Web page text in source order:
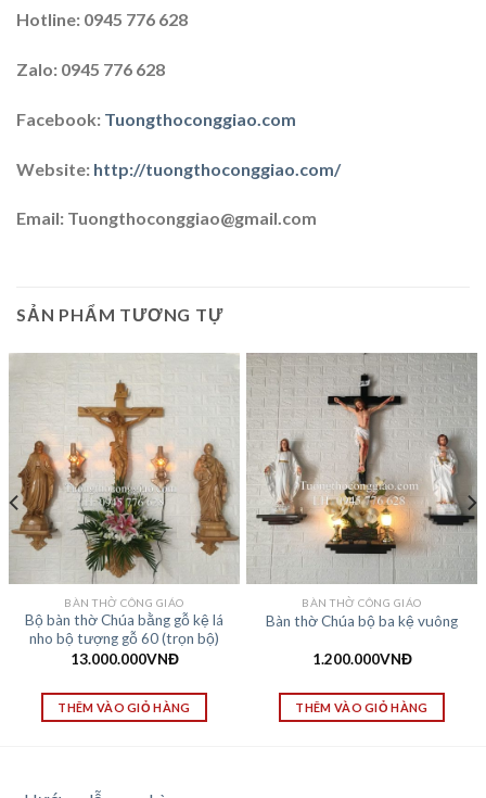
Hotline: 0945 776 628
Zalo: 0945 776 628
Facebook: Tuongthoconggiao.com
Website: http://tuongthoconggiao.com/
Email: Tuongthoconggiao@gmail.com
SẢN PHẨM TƯƠNG TỰ
BÀN THỜ CÔNG GIÁO
Bộ bàn thờ Chúa bằng gỗ kệ lá
nho bộ tượng gỗ 60 (trọn bộ)
13.000.000VNĐ
THÊM VÀO GIỎ HÀNG
BÀN THỜ CÔNG GIÁO
Bàn thờ Chúa bộ ba kệ vuông
1.200.000VNĐ
THÊM VÀO GIỎ HÀNG